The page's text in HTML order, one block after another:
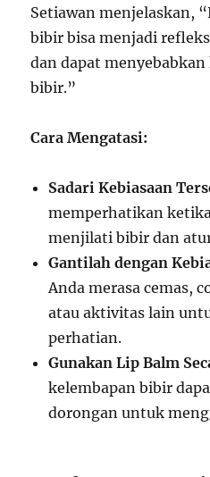
Setiawan menjelaskan,
bibir bisa menjadi
dan dapat
bibir.”
Cara Mengatasi:
Sadari Kebiasaan
memperhatikan
menjilati bibir dan
Gantilah dengan
Anda merasa cemas,
atau aktivitas lain
perhatian.
Gunakan Lip Balm
kelembapan bibir
dorongan untuk